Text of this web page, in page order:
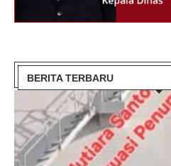
BERITA TERBARU